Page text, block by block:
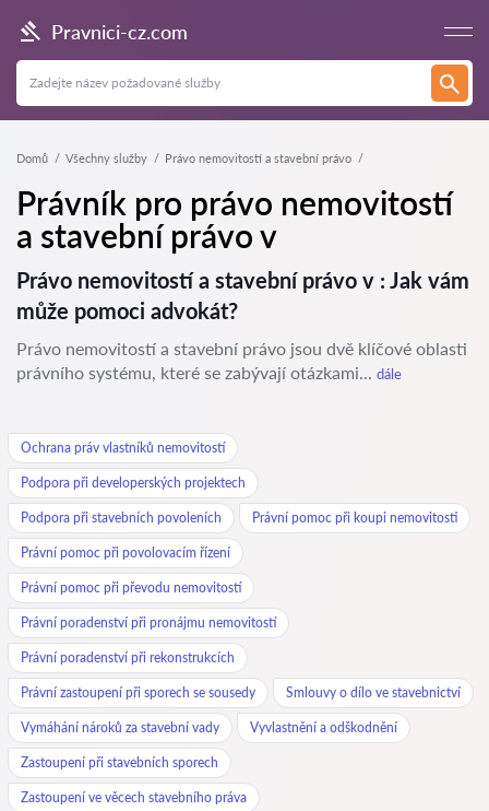
Pravnici-cz.com
Domů Všechny služby Právo nemovitostí a stavební právo
Právník pro právo nemovitostí
a stavební právo v
Právo nemovitostí a stavební právo v : Jak vám
může pomoci advokát?
Právo nemovitostí a stavební právo jsou dvě klíčové oblasti
právního systému, které se zabývají otázkami... dále
Ochrana práv vlastníků nemovitostí
Podpora při developerských projektech
Podpora při stavebních povoleních Právní pomoc při koupi nemovitosti
Právní pomoc při povolovacím řízení
Právní pomoc při převodu nemovitostí
Právní poradenství při pronájmu nemovitostí
Právní poradenství při rekonstrukcích
Právní zastoupení při sporech se sousedy Smlouvy o dílo ve stavebnictví
Vymáhání nároků za stavební vady Vyvlastnění a odškodnění
Zastoupení při stavebních sporech
Zastoupení ve věcech stavebního práva